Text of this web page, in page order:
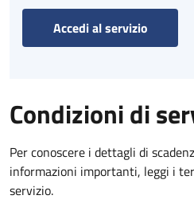
Accedi al servizio
Condizioni di
Per conoscere i dettagli di
informazioni importanti, leggi i
servizio.